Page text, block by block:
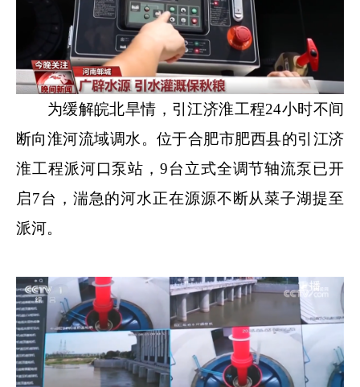
为缓解皖北旱情，引江济淮工程24小时不间
断向淮河流域调水。位于合肥市肥西县的引江济
淮工程派河口泵站，9台立式全调节轴流泵已开
启7台，湍急的河水正在源源不断从菜子湖提至
派河。